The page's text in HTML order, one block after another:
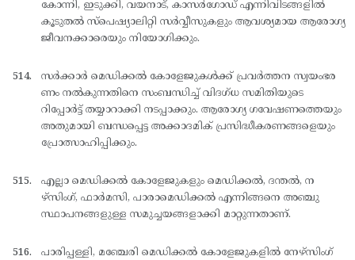
കോന്നി, ഇടുക്കി, വയനാട്, കാസര്‍ഗോഡ് എന്നിവിടങ്ങളില്‍
കൂടുതല്‍ സ്പെഷ്യാലിറ്റി സര്‍വ്വീസുകളും ആവശ്യമായ ആരോഗ്യ
ജീവനക്കാരെയും നിയോഗിക്കും.
സര്‍ക്കാര്‍ മെഡിക്കല്‍ കോളേജുകള്‍ക്ക് പ്രവര്‍ത്തന സ്വയംഭര
ണം നല്‍കുന്നതിനെ സംബന്ധിച്ച് വിദഗ്ധ സമിതിയുടെ
റിപ്പോര്‍ട്ട് തയ്യാറാക്കി നടപ്പാക്കും. ആരോഗ്യ ഗവേഷണത്തെയും
അതുമായി ബന്ധപ്പെട്ട അക്കാദമിക് പ്രസിദ്ധീകരണങ്ങളെയും
പ്രോത്സാഹിപ്പിക്കും.
എല്ലാ മെഡിക്കല്‍ കോളേജുകളും മെഡിക്കല്‍, ദന്തല്‍, ന
ഴ്സിംഗ്, ഫാര്‍മസി, പാരാമെഡിക്കല്‍ എന്നിങ്ങനെ അഞ്ചു
സ്ഥാപനങ്ങളുള്ള സമുച്ചയങ്ങളാക്കി മാറ്റുന്നതാണ്.
പാരിപ്പള്ളി, മഞ്ചേരി മെഡിക്കല്‍ കോളേജുകളില്‍ നേഴ്സിംഗ്